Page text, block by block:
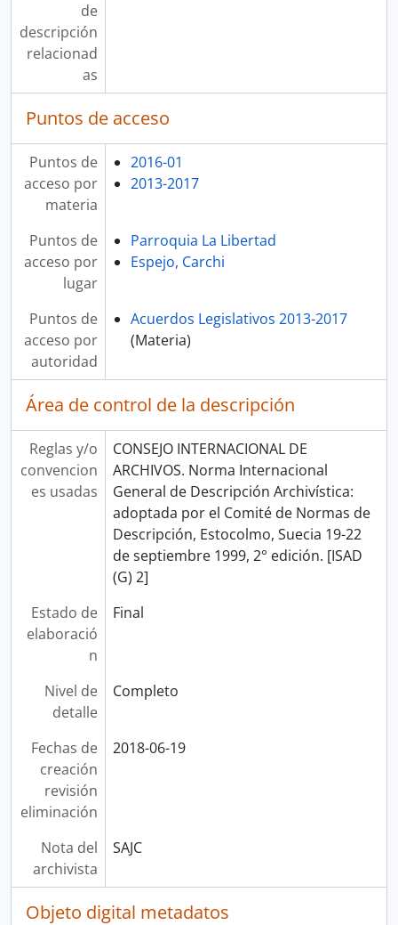
de
descripción
relacionad
as
Puntos de acceso
Puntos de
acceso por
materia
2016-01
2013-2017
Puntos de
acceso por
lugar
Parroquia La Libertad
Espejo, Carchi
Puntos de
acceso por
autoridad
Acuerdos Legislativos 2013-2017
(Materia)
Área de control de la descripción
Reglas y/o
convencion
es usadas
CONSEJO INTERNACIONAL DE
ARCHIVOS. Norma Internacional
General de Descripción Archivística:
adoptada por el Comité de Normas de
Descripción, Estocolmo, Suecia 19-22
de septiembre 1999, 2° edición. [ISAD
(G) 2]
Estado de
elaboració
n
Final
Nivel de
detalle
Completo
Fechas de
creación
revisión
eliminación
2018-06-19
Nota del
archivista
SAJC
Objeto digital metadatos